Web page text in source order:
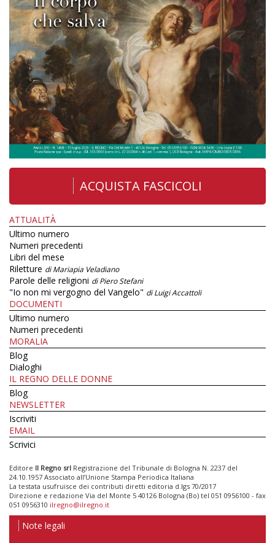
ACQUISTA FASCICOLI
ATTUALITÀ
Ultimo numero
Numeri precedenti
Libri del mese
Riletture di Mariapia Veladiano
Parole delle religioni di Piero Stefani
"Io non mi vergogno del Vangelo" di Luigi Accattoli
DOCUMENTI
Ultimo numero
Numeri precedenti
MORALIA
Blog
Dialoghi
IL REGNO DELLE DONNE
Blog
NEWSLETTER
Iscriviti
EMAIL
Scrivici
Editore Il Regno srl Registrazione del Tribunale di Bologna N. 2237 del
24.10.1957 Associato all’Unione Stampa Periodica Italiana
La testata usufruisce dei contributi diretti editoria d.lgs 70/2017
Direzione e redazione Via del Monte 5 40126 Bologna (Bo) tel 051 0956100 - fax
051 0956310 ilregno@ilregno.it
Note legali